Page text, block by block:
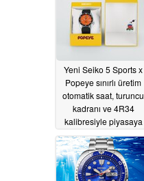
Yeni Seiko 5 Sports x
Popeye sınırlı üretim
otomatik saat, turuncu
kadranı ve 4R34
kalibresiyle piyasaya
çıkıyor07/10/2026